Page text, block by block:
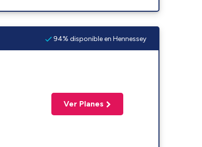
94% disponible en Hennessey
Ver Planes